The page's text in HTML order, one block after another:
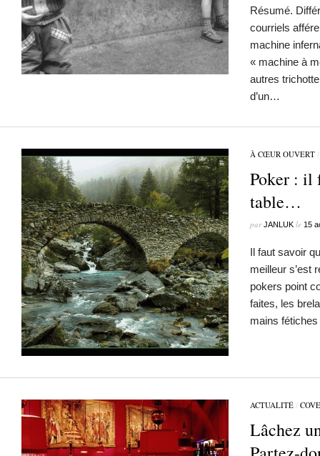
Résumé.
courriels
machine
« machine à
autres
d’un…
À CŒUR OUVERT
Poker : il
table…
parJANLUK le 15
Il faut savoir
meilleur s’est
pokers point
faites, les
mains
ACTUALITÉ /
Lâchez